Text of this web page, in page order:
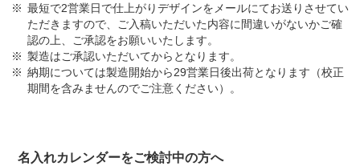
最短で2営業日で仕上がりデザインをメールにてお送りさせてい
ただきますので、ご入稿いただいた内容に間違いがないかご確
認の上、ご承認をお願いいたします。
製造はご承認いただいてからとなります。
納期については製造開始から29営業日後出荷となります（校正
期間を含みませんのでご注意ください）。
名入れカレンダーをご検討中の方へ